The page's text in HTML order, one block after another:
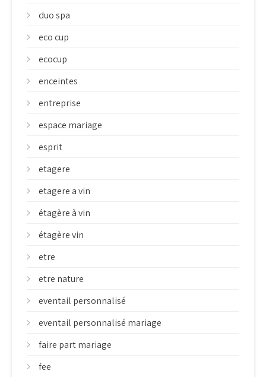
duo spa
eco cup
ecocup
enceintes
entreprise
espace mariage
esprit
etagere
etagere a vin
étagère à vin
étagère vin
etre
etre nature
eventail personnalisé
eventail personnalisé mariage
faire part mariage
fee